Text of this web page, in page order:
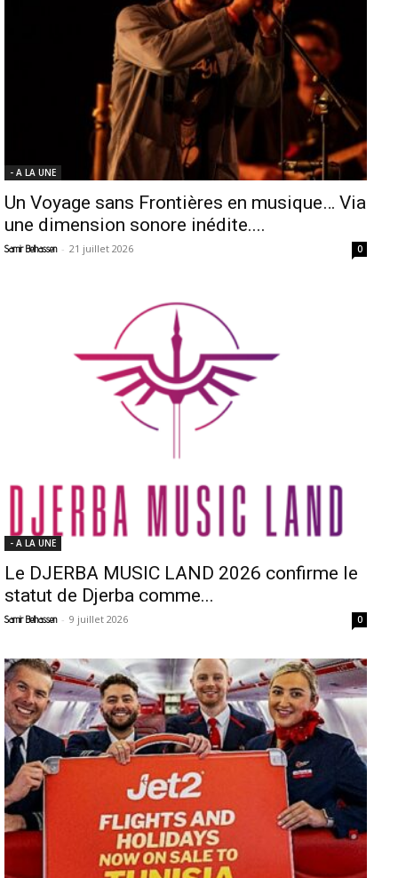
- A LA UNE
Un Voyage sans Frontières en musique… Via
une dimension sonore inédite....
Samir Belhassen - 21 juillet 2026 0
- A LA UNE
Le DJERBA MUSIC LAND 2026 confirme le
statut de Djerba comme...
Samir Belhassen - 9 juillet 2026 0